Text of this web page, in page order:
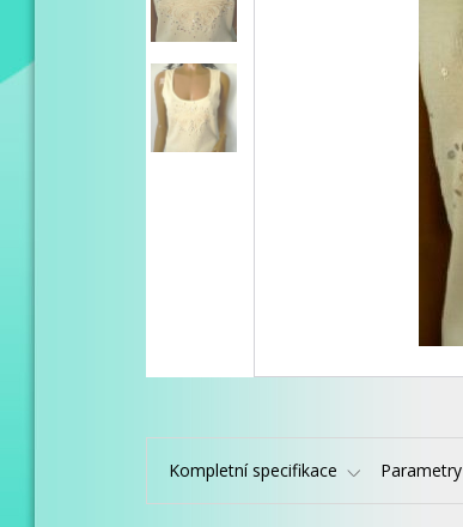
Kompletní specifikace Parametry